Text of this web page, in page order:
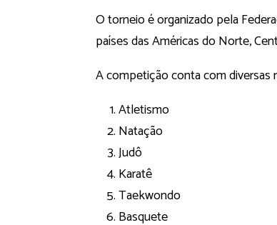
O torneio é organizado pela
países das Américas do Norte,
A competição conta com diversas
Atletismo
Natação
Judô
Karatê
Taekwondo
Basquete